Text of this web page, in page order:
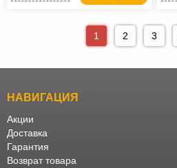
1 2 3
НАВИГАЦИЯ
Акции
Доставка
Гарантия
Возврат товара